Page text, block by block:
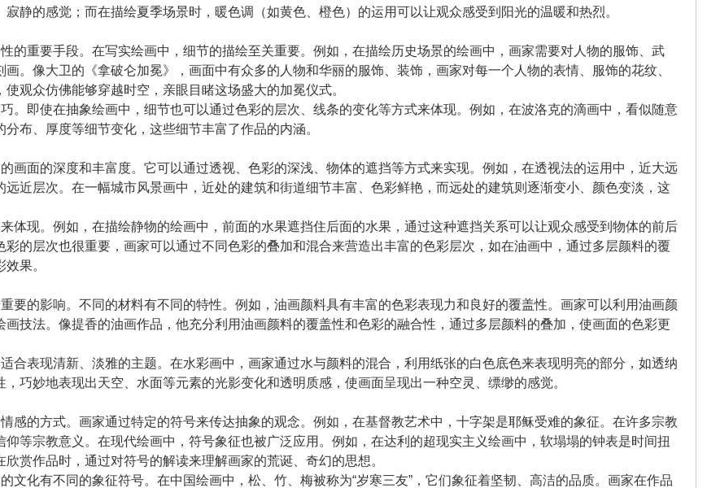
静的感觉；而在描绘夏季场景时，暖色调（如黄色、橙色）的运用可以让观众感受到阳光的温暖和热烈。
的重要手段。在写实绘画中，细节的描绘至关重要。例如，在描绘历史场景的绘画中，画家需要对人物的服饰、武
。像大卫的《拿破仑加冕》，画面中有众多的人物和华丽的服饰、装饰，画家对每一个人物的表情、服饰的花纹、
观众仿佛能够穿越时空，亲眼目睹这场盛大的加冕仪式。
。即使在抽象绘画中，细节也可以通过色彩的层次、线条的变化等方式来体现。例如，在波洛克的滴画中，看似随意
布、厚度等细节变化，这些细节丰富了作品的内涵。
画面的深度和丰富度。它可以通过透视、色彩的深浅、物体的遮挡等方式来实现。例如，在透视法的运用中，近大远
近层次。在一幅城市风景画中，近处的建筑和街道细节丰富、色彩鲜艳，而远处的建筑则逐渐变小、颜色变淡，这
体现。例如，在描绘静物的绘画中，前面的水果遮挡住后面的水果，通过这种遮挡关系可以让观众感受到物体的前后
的层次也很重要，画家可以通过不同色彩的叠加和混合来营造出丰富的色彩层次，如在油画中，通过多层颜料的覆
果。
要的影响。不同的材料有不同的特性。例如，油画颜料具有丰富的色彩表现力和良好的覆盖性。画家可以利用油画颜
技法。像提香的油画作品，他充分利用油画颜料的覆盖性和色彩的融合性，通过多层颜料的叠加，使画面的色彩更
合表现清新、淡雅的主题。在水彩画中，画家通过水与颜料的混合，利用纸张的白色底色来表现明亮的部分，如透纳
巧妙地表现出天空、水面等元素的光影变化和透明质感，使画面呈现出一种空灵、缥缈的感觉。
感的方式。画家通过特定的符号来传达抽象的观念。例如，在基督教艺术中，十字架是耶稣受难的象征。在许多宗教
等宗教意义。在现代绘画中，符号象征也被广泛应用。例如，在达利的超现实主义绘画中，软塌塌的钟表是时间扭
赏作品时，通过对符号的解读来理解画家的荒诞、奇幻的思想。
文化有不同的象征符号。在中国绘画中，松、竹、梅被称为“岁寒三友”，它们象征着坚韧、高洁的品质。画家在作品